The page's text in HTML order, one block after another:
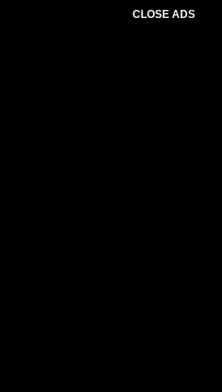
CLOSE ADS